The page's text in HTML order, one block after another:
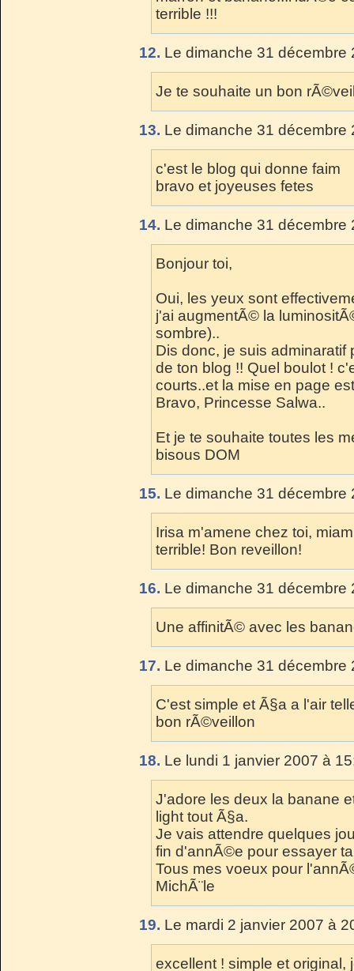
terrible !!!
12. Le dimanche 31
Je te souhaite un bon
13. Le dimanche 31
c'est le blog qui donne faim
bravo et joyeuses fetes
14. Le dimanche 31
Bonjour toi,
Oui, les yeux sont
j'ai augmentÃ© la
sombre)..
Dis donc, je suis
de ton blog !! Quel boulot !
courts..et la mise en page
Bravo, Princesse Salwa..
Et je te souhaite toutes les
bisous DOM
15. Le dimanche 31
Irisa m'amene chez toi,
terrible! Bon reveillon!
16. Le dimanche 31
Une affinitÃ© avec les
17. Le dimanche 31
C'est simple et Ã§a a l'air
bon rÃ©veillon
18. Le lundi 1 janvier 2007 à
J'adore les deux la banane
light tout Ã§a.
Je vais attendre quelques
fin d'annÃ©e pour essayer
Tous mes voeux pour
MichÃ¨le
19. Le mardi 2 janvier 2007 à
excellent ! simple et